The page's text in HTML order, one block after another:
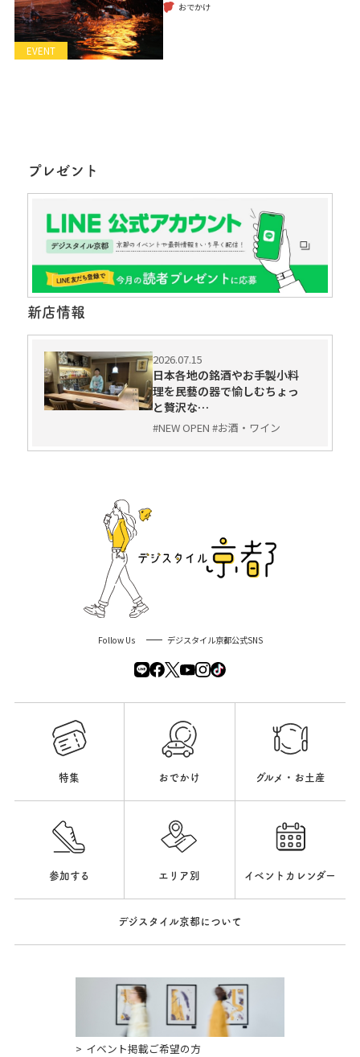
EVENT
おでかけ
プレゼント
新店情報
2026.07.15
日本各地の銘酒やお手製小料
理を民藝の器で愉しむちょっ
と贅沢な…
#NEW OPEN #お酒・ワイン
Follow Us デジスタイル京都公式SNS
特集 おでかけ グルメ・お土産
参加する エリア別 イベントカレンダー
デジスタイル京都について
イベント掲載ご希望の方